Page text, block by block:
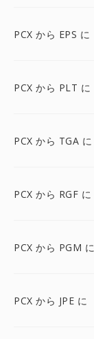
PCX から EPS に
PCX から PLT に
PCX から TGA に
PCX から RGF に
PCX から PGM に
PCX から JPE に